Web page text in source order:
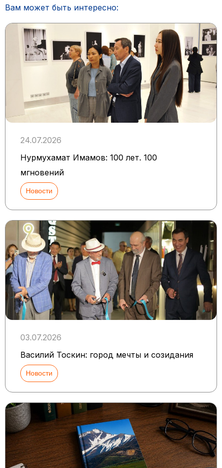
Вам может быть интересно:
24.07.2026
Нурмухамат Имамов: 100 лет. 100
мгновений
Новости
03.07.2026
Василий Тоскин: город мечты и созидания
Новости